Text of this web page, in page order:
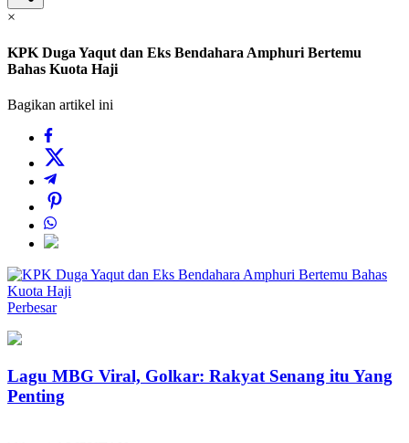
×
KPK Duga Yaqut dan Eks Bendahara Amphuri Bertemu
Bahas Kuota Haji
Bagikan artikel ini
Perbesar
Lagu MBG Viral, Golkar: Rakyat Senang itu Yang
Penting